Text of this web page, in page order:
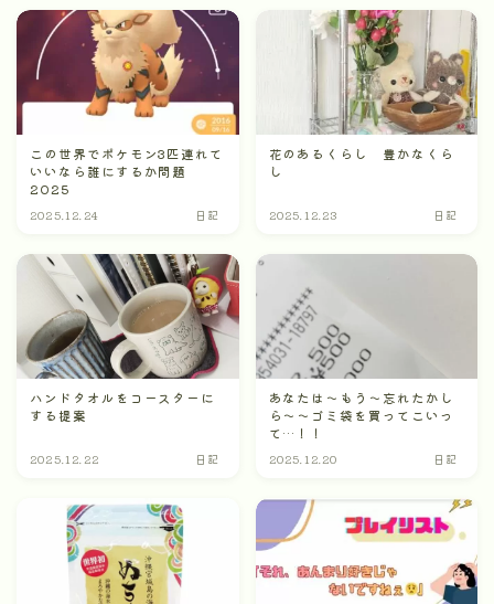
この世界でポケモン3匹連れて
いいなら誰にするか問題
2025
2025.12.24 日記
花のあるくらし 豊かなくら
し
2025.12.23 日記
ハンドタオルをコースターに
する提案
2025.12.22 日記
あなたは～もう～忘れたかし
ら～～ゴミ袋を買ってこいっ
て…！！
2025.12.20 日記